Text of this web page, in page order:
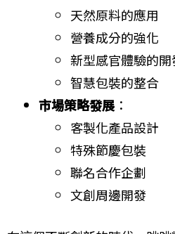
天然原料的應用
營養成分的強化
新型感官體驗的開
智慧包裝的整合
市場策略發展 ：
客製化產品設計
特殊節慶包裝
聯名合作企劃
文創周邊開發